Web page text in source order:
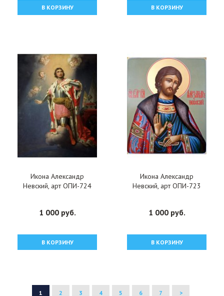
В КОРЗИНУ В КОРЗИНУ
Икона Александр
Невский, арт ОПИ-724
1 000 руб.
В КОРЗИНУ
Икона Александр
Невский, арт ОПИ-723
1 000 руб.
В КОРЗИНУ
1 2 3 4 5 6 7 >